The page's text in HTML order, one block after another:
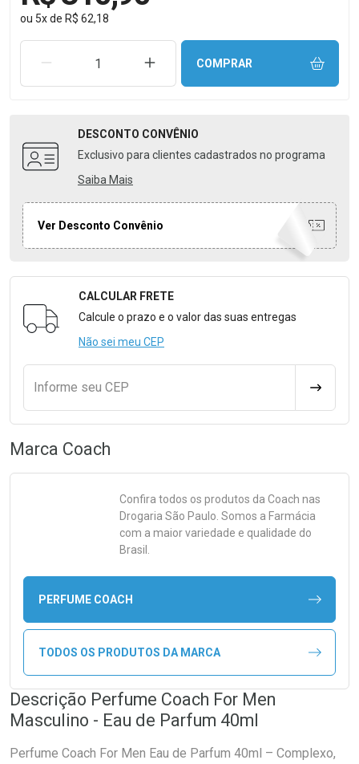
ou 5xde R$ 62,18
REMOVER UMA UNIDADEAUMENTAR UMA UNIDADE
COMPRAR
DESCONTO CONVÊNIO
Exclusivo para clientes cadastrados no programa
Saiba Mais
Ver Desconto Convênio
Formulário para Calcular o Frete
CALCULAR FRETE
Calcule o prazo e o valor das suas entregas
Não sei meu CEP
Informe seu CEP
Marca Coach
Confira todos os produtos da Coach nas
Drogaria São Paulo. Somos a Farmácia
com a maior variedade e qualidade do
Brasil.
PERFUME COACH
TODOS OS PRODUTOS DA MARCA
Descrição Perfume Coach For Men
Masculino - Eau de Parfum 40ml
Perfume Coach For Men Eau de Parfum 40ml – Complexo,